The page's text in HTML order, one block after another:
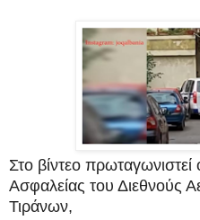
Στο βίντεο πρωταγωνιστεί
Ασφαλείας του Διεθνούς
Τιράνων,